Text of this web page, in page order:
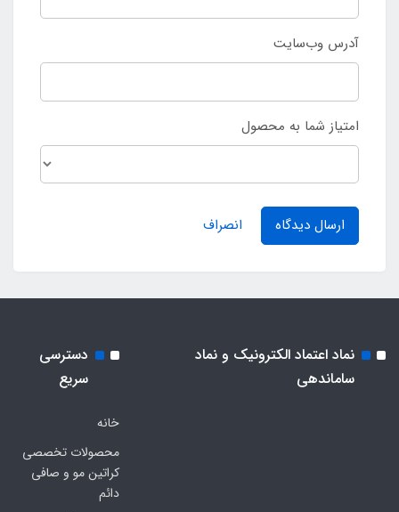
آدرس وب‌سایت
امتیاز شما به محصول
ارسال دیدگاه انصراف
نماد اعتماد الکترونیک و نماد
ساماندهی
دسترسی
سریع
خانه
محصولات تخصصی
کراتین مو و صافی
دائم